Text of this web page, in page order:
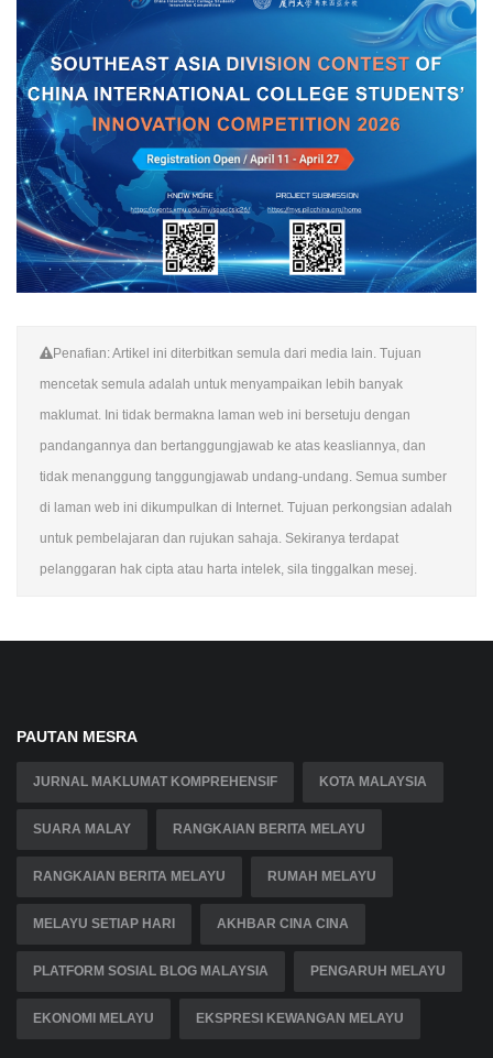
Penafian: Artikel ini diterbitkan semula dari media lain. Tujuan
mencetak semula adalah untuk menyampaikan lebih banyak
maklumat. Ini tidak bermakna laman web ini bersetuju dengan
pandangannya dan bertanggungjawab ke atas keasliannya, dan
tidak menanggung tanggungjawab undang-undang. Semua sumber
di laman web ini dikumpulkan di Internet. Tujuan perkongsian adalah
untuk pembelajaran dan rujukan sahaja. Sekiranya terdapat
pelanggaran hak cipta atau harta intelek, sila tinggalkan mesej.
PAUTAN MESRA
JURNAL MAKLUMAT KOMPREHENSIF KOTA MALAYSIA
SUARA MALAY RANGKAIAN BERITA MELAYU
RANGKAIAN BERITA MELAYU RUMAH MELAYU
MELAYU SETIAP HARI AKHBAR CINA CINA
PLATFORM SOSIAL BLOG MALAYSIA PENGARUH MELAYU
EKONOMI MELAYU EKSPRESI KEWANGAN MELAYU